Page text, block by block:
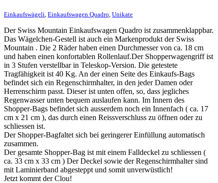
Einkaufswägeli Einkaufswagen Quadro Unikate
Der Swiss Mountain Einkaufswagen Quadro ist zusammenklappbar.
Das Wägelchen-Gestell ist auch ein Markenprodukt der Swiss
Mountain . Die 2 Räder haben einen Durchmesser von ca. 18 cm
und haben einen konfortablen Rollenlauf.Der Shopperwagengriff ist
in 3 Stufen verstellbar in Teleskop-Version. Die getestete
Tragfähigkeit ist 40 Kg. An der einen Seite des Einkaufs-Bags
befindet sich ein Regenschirmhalter, in den jeder Damen oder
Herrenschirm passt. Dieser ist unten offen, so, dass jegliches
Regenwasser unten bequem auslaufen kann. Im Innern des
Shopper-Bags befindet sich ausserdem noch ein Innenfach ( ca. 17
cm x 21 cm ), das durch einen Reissverschluss zu öffnen oder zu
schliessen ist.
Der Shopper-Bagfaltet sich bei geringerer Einfüllung automatisch
zusammen.
Der gesamte Shopper-Bag ist mit einem Falldeckel zu schliessen (
ca. 33 cm x 33 cm ) Der Deckel sowie der Regenschirmhalter sind
mit Laminierband abgesteppt und somit unverwüstlich!
Jetzt kommt der Clou!